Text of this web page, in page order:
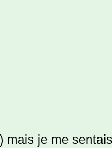
mais je me